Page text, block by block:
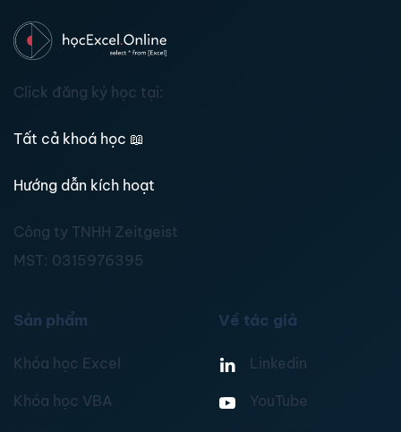
Click đăng ký học tại:
Tất cả khoá học 📖
Hướng dẫn kích hoạt
Công ty TNHH Zeitgeist
MST: 0315976395
Sản phẩm
Khóa học Excel
Khóa học VBA
Về tác giả
Linkedin
YouTube